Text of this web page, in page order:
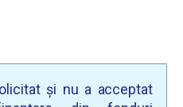
și nu a acceptat